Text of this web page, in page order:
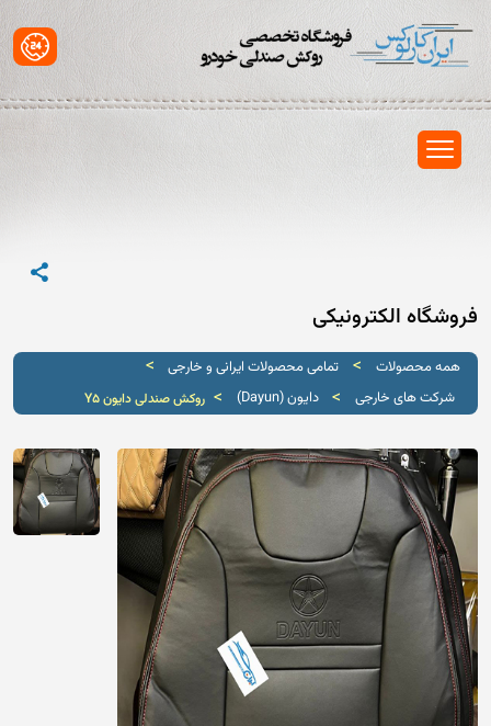
فروشگاه الکترونیکی
همه محصولات > تمامی محصولات ایرانی و خارجی >
شرکت های خارجی > دایون (Dayun) >روکش صندلی دایون Y5